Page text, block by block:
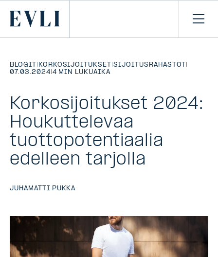
Primary
Avaa
BLOGIT | KORKOSIJOITUKSET |SIJOITUSRAHASTOT |
07.03.2024|4 MIN LUKUAIKA
Korkosijoitukset 2024:
Houkuttelevaa
tuottopotentiaalia
edelleen tarjolla
JUHAMATTI PUKKA